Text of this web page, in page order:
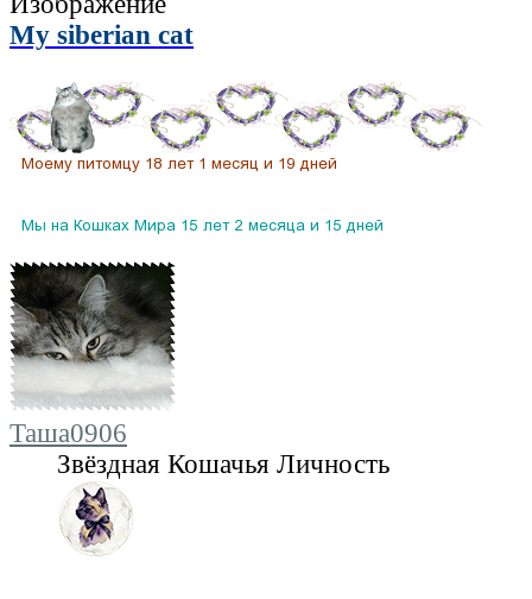
My siberian cat
Таша0906
Звёздная Кошачья Личность